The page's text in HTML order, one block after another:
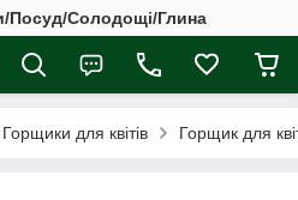
Посуд/Солодощі/Глина
Горщики для квітів Горщик для